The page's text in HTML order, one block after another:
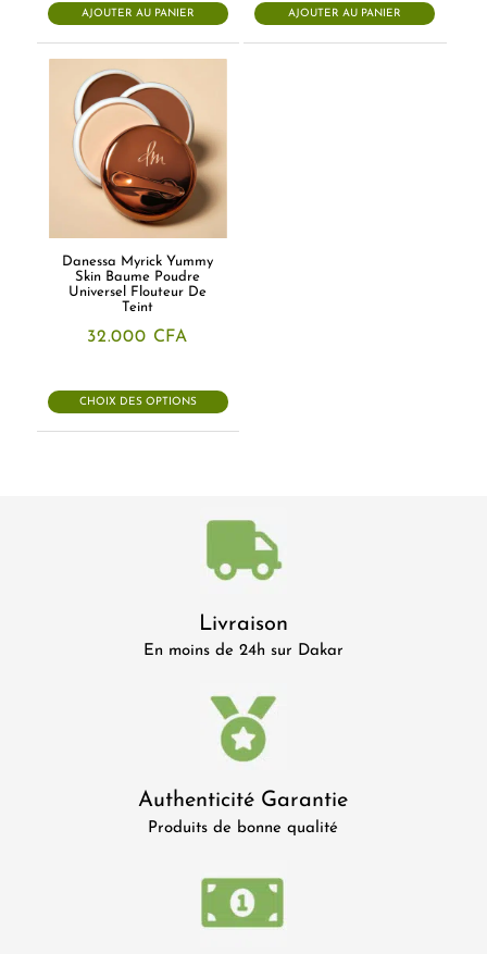
AJOUTER AU PANIER AJOUTER AU PANIER
Danessa Myrick Yummy
Skin Baume Poudre
Universel Flouteur De
Teint
32.000 CFA
CHOIX DES OPTIONS
Livraison
En moins de 24h sur Dakar
Authenticité Garantie
Produits de bonne qualité